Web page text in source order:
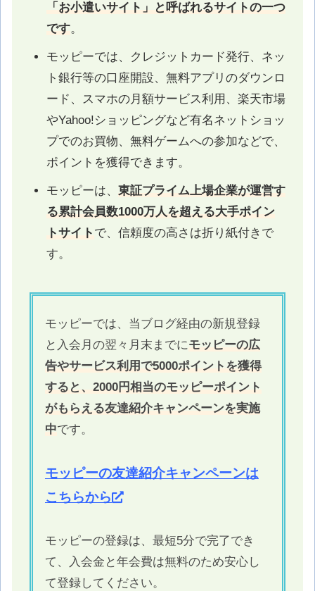
「お小遣いサイト」と呼ばれるサイトの一つ
です。
モッピーでは、クレジットカード発行、ネッ
ト銀行等の口座開設、無料アプリのダウンロ
ード、スマホの月額サービス利用、楽天市場
やYahoo!ショッピングなど有名ネットショッ
プでのお買物、無料ゲームへの参加などで、
ポイントを獲得できます。
モッピーは、 東証プライム上場企業が運営す
る累計会員数1000万人を超える大手ポイン
トサイト で、信頼度の高さは折り紙付きで
す。
モッピーでは、当ブログ経由の新規登録
と入会月の翌々月末までにモッピーの広
告やサービス利用で5000ポイントを獲得
すると、2000円相当のモッピーポイント
がもらえる友達紹介キャンペーンを実施
中です。
モッピーの友達紹介キャンペーンは
こちらから
モッピーの登録は、最短5分で完了でき
て、入会金と年会費は無料のため安心し
て登録してください。